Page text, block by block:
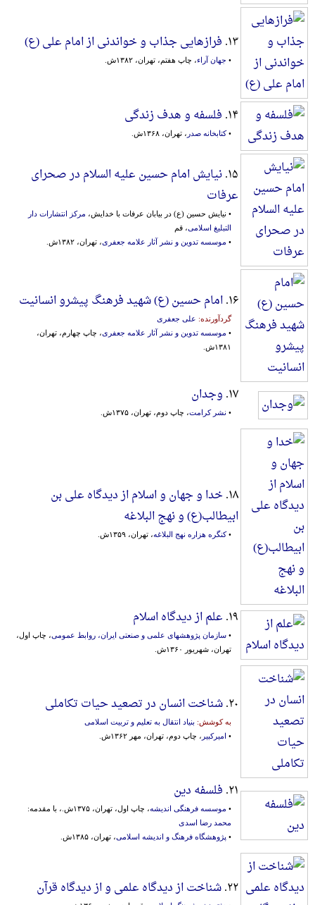
۱۳. فرازهایی جذاب و خواندنی از امام علی (ع)
• جهان آراء، چاپ هفتم، تهران، ۱۳۸۲ش.
۱۴. فلسفه و هدف زندگی
•کتابخانه صدر ، تهران، ۱۳۶۸ش.
۱۵. نیایش امام حسین علیه السلام در صحرای
عرفات
• نیایش حسین (ع) در بیابان عرفات با خدایش، مرکز انتشارات دار
التبلیغ اسلامی، قم
• موسسه تدوین و نشر آثار علامه جعفری، تهران، ۱۳۸۲ش.
۱۶. امام حسین (ع) شهید فرهنگ پیشرو انسانیت
گردآورنده: علی جعفری
• موسسه تدوین و نشر آثار علامه جعفری، چاپ چهارم، تهران،
۱۳۸۱ش.
۱۷. وجدان
• نشر کرامت، چاپ دوم، تهران، ۱۳۷۵ش.
۱۸. خدا و جهان و اسلام از دیدگاه علی بن
ابیطالب(ع) و نهج البلاغه
•کنگره هزاره نهج البلاغه، تهران، ۱۳۵۹ش.
۱۹. علم از دیدگاه اسلام
• سازمان پژوهشهای علمی و صنعتی ایران، روابط عمومی، چاپ اول،
تهران، شهریور ۱۳۶۰ش.
۲۰. شناخت انسان در تصعید حیات تکاملی
به کوشش: بنیاد انتقال به تعلیم و تربیت اسلامی
• امیرکبیر ، چاپ دوم، تهران، مهر ۱۳۶۲ش.
۲۱. فلسفه دین
• موسسه فرهنگی اندیشه، چاپ اول، تهران، ۱۳۷۵ش.، با مقدمه:
محمد رضا اسدی
• پژوهشگاه فرهنگ و اندیشه اسلامی، تهران، ۱۳۸۵ش.
۲۲. شناخت از دیدگاه علمی و از دیدگاه قرآن